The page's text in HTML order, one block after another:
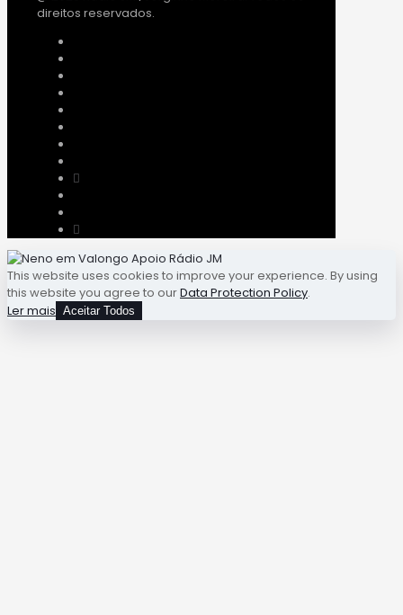
direitos reservados.
This website uses cookies to improve your experience. By using
this website you agree to ourData Protection Policy.
Ler mais Aceitar Todos